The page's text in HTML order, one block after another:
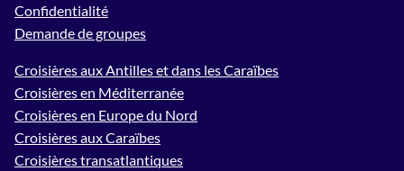
Confidentialité
Demande de groupes
Croisières aux Antilles et dans les Caraïbes
Croisières en Méditerranée
Croisières en Europe du Nord
Croisières aux Caraïbes
Croisières transatlantiques